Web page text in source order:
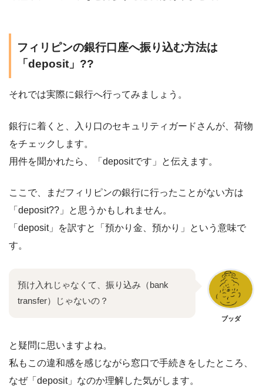
フィリピンの銀行口座へ振り込む方法は
「deposit」??
それでは実際に銀行へ行ってみましょう。
銀行に着くと、入り口のセキュリティガードさんが、荷物
をチェックします。
用件を聞かれたら、「depositです」と伝えます。
ここで、まだフィリピンの銀行に行ったことがない方は
「deposit??」と思うかもしれません。
「deposit」を訳すと「預かり金、預かり」という意味で
す。
預け入れじゃなくて、振り込み（bank
transfer）じゃないの？
ブッダ
と疑問に思いますよね。
私もこの違和感を感じながら窓口で手続きをしたところ、
なぜ「deposit」なのか理解した気がします。